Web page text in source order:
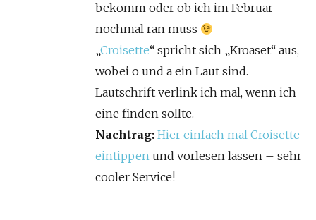
bekomm oder ob ich im Februar
nochmal ran muss
„Croisette“ spricht sich „Kroaset“ aus,
wobei o und a ein Laut sind.
Lautschrift verlink ich mal, wenn ich
eine finden sollte.
Nachtrag: Hier einfach mal Croisette
eintippen und vorlesen lassen – sehr
cooler Service!